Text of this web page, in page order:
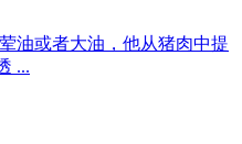
油或者大油，他从猪肉中提
...